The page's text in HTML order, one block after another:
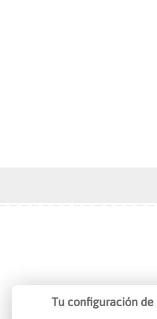
Mercalicante
Tu configuración de